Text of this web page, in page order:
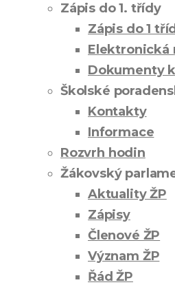
Zápis do 1. třídy
Zápis do 1
Elektronická
Dokumenty
Školské
Kontakty
Informace
Rozvrh hodin
Žákovský
Aktuality ŽP
Zápisy
Členové ŽP
Význam ŽP
Řád ŽP